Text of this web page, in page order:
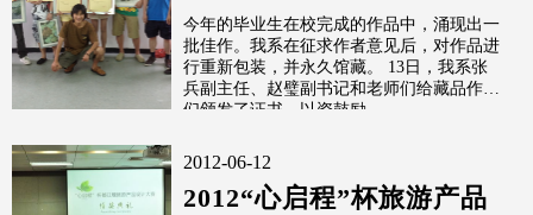
今年的毕业生在校完成的作品中，涌现出一
批佳作。我系在征求作者意见后，对作品进
行重新包装，并永久馆藏。 13日，我系张
兵副主任、赵璧副书记和老师们给藏品作者
们颁发了证书，以资鼓励。
2012-06-12
2012“心启程”杯旅游产品